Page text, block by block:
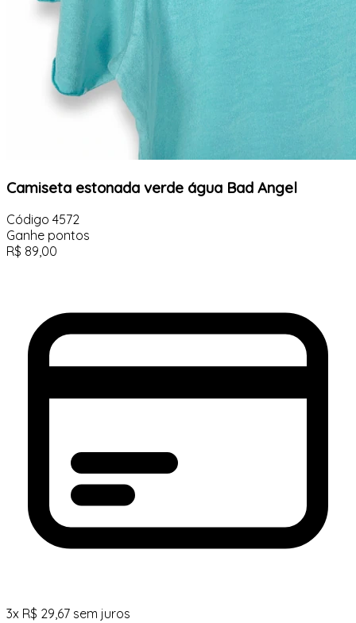
Camiseta estonada verde água Bad Angel
Código 4572
Ganhe pontos
R$ 89,00
3x R$ 29,67 sem juros